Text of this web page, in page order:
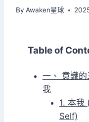
By Awaken星球
Table of
一、 意識
我
1. 本我
Self)